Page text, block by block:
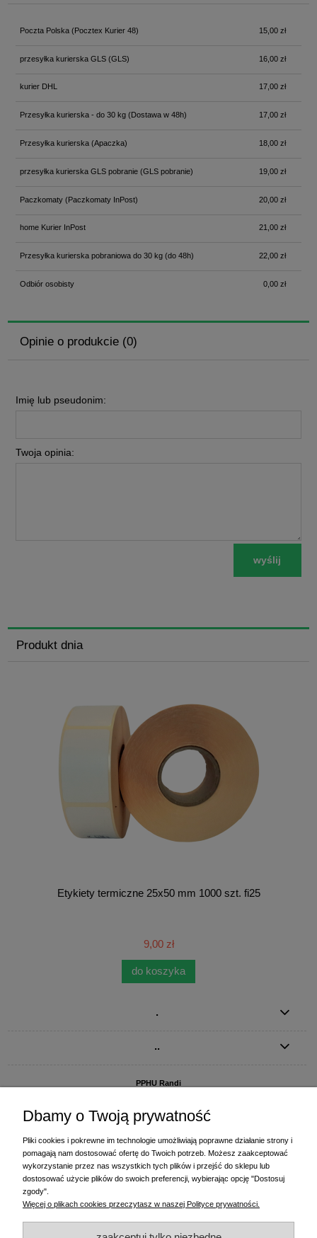
Poczta Polska(Pocztex Kurier 48) 15,00 zł
przesyłka kurierska GLS(GLS) 16,00 zł
kurier DHL 17,00 zł
Przesyłka kurierska - do 30 kg(Dostawa w 48h) 17,00 zł
Przesyłka kurierska (Apaczka) 18,00 zł
przesyłka kurierska GLS pobranie(GLS pobranie) 19,00 zł
Paczkomaty(Paczkomaty InPost) 20,00 zł
home Kurier InPost 21,00 zł
Przesyłka kurierska pobraniowa do 30 kg(do 48h) 22,00 zł
Odbiór osobisty 0,00 zł
Opinie o produkcie (0)
Imię lub pseudonim:
Twoja opinia:
wyślij
Produkt dnia
Etykiety termiczne 25x50 mm 1000 szt. fi25
9,00 zł
do koszyka
.
..
PPHU Randi
ul. Starogardzka 77 (wjazd od ul. Plażowej)
+48 58 770 31 80
- centrala
Dbamy o Twoją prywatność
Pliki cookies i pokrewne im technologie umożliwiają poprawne działanie strony i
pomagają nam dostosować ofertę do Twoich potrzeb. Możesz zaakceptować
wykorzystanie przez nas wszystkich tych plików i przejść do sklepu lub
dostosować użycie plików do swoich preferencji, wybierając opcję "Dostosuj
zgody".
Więcej o plikach cookies przeczytasz w naszej Polityce prywatności.